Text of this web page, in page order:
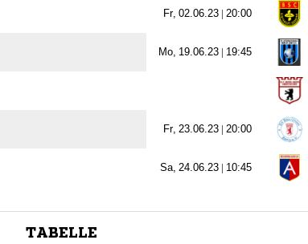
  | 
  | 
  | 
  | 
TABELLE